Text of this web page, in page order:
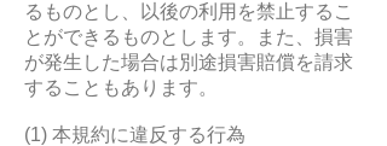
るものとし、以後の利用を禁止するこ
とができるものとします。また、損害
が発生した場合は別途損害賠償を請求
することもあります。
(1) 本規約に違反する行為